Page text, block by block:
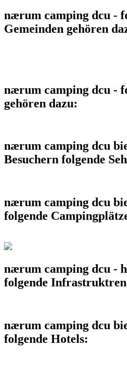
nærum camping dcu -
Gemeinden gehören
nærum camping dcu -
gehören dazu:
nærum camping dcu
Besuchern folgende
nærum camping dcu
folgende
nærum camping dcu -
folgende
nærum camping dcu
folgende Hotels: